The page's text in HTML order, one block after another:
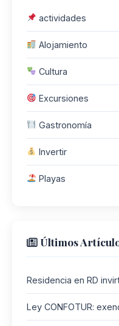
actividades
Alojamiento
Cultura
Excursiones
Gastronomía
Invertir
Playas
Últimos
Residencia en RD
Ley CONFOTUR: